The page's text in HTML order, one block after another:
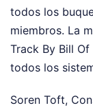
todos los
miembros. La
Track By Bill
todos los
Soren Toft,